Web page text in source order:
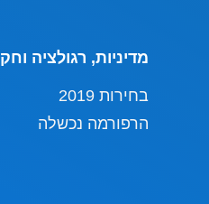
מדיניות, רגולציה
בחירות 2019
הרפורמה נכשלה